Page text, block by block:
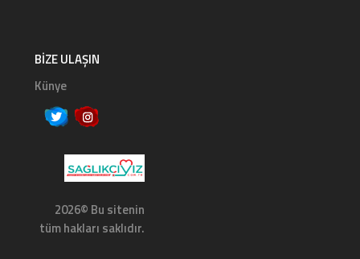
BIZE ULAŞIN
Künye
2026© Bu sitenin
tüm hakları saklıdır.